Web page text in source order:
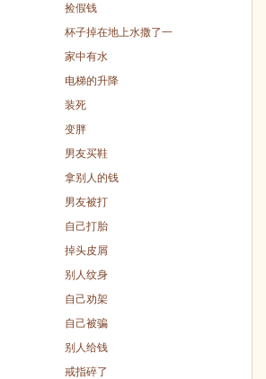
捡假钱
杯子掉在地上水撒了一
家中有水
电梯的升降
装死
变胖
男友买鞋
拿别人的钱
男友被打
自己打胎
掉头皮屑
别人纹身
自己劝架
自己被骗
别人给钱
戒指碎了